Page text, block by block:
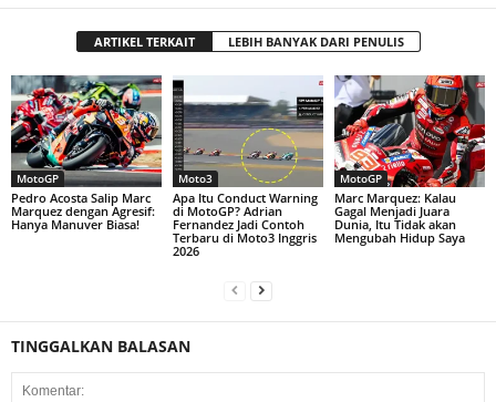
ARTIKEL TERKAIT LEBIH BANYAK DARI PENULIS
MotoGP
Pedro Acosta Salip Marc
Marquez dengan Agresif:
Hanya Manuver Biasa!
Moto3
Apa Itu Conduct Warning
di MotoGP? Adrian
Fernandez Jadi Contoh
Terbaru di Moto3 Inggris
2026
MotoGP
Marc Marquez: Kalau
Gagal Menjadi Juara
Dunia, Itu Tidak akan
Mengubah Hidup Saya
TINGGALKAN BALASAN